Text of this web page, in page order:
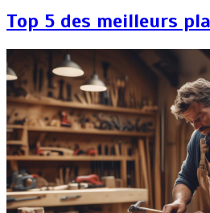
Top 5 des meilleurs